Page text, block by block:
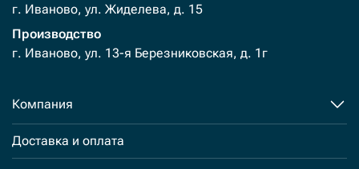
г. Иваново, ул. Жиделева, д. 15
Производство
г. Иваново, ул. 13-я Березниковская, д. 1г
Компания
Доставка и оплата